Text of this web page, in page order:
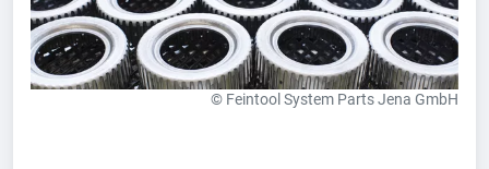
© Feintool System Parts Jena GmbH